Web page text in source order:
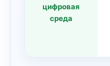
цифровая
среда